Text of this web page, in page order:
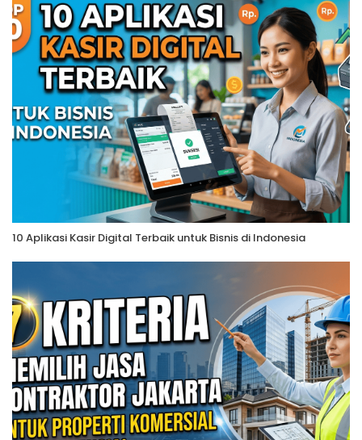
10 Aplikasi Kasir Digital Terbaik untuk Bisnis di Indonesia